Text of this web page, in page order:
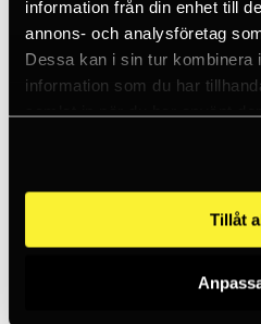
information från din enhet till
annons- och analysföretag
Dessa kan i sin tur kombinera
information som du har
samlat in när du har använt
Tillåt
Klätterpaket
Klätterselar
Kläder
Lampor
Repbromsar